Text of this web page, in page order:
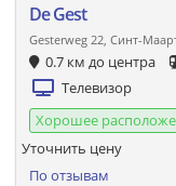
De Gest
Gesterweg 22, Синт-
0.7 км до центра
Телевизор
Хорошее
По отзывам
Уточнить цену